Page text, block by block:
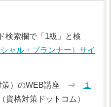
検索欄で「1級」と検
ャル・プランナー）サイ
策）のWEB講座 ⇒
１
（資格対策ドットコム）